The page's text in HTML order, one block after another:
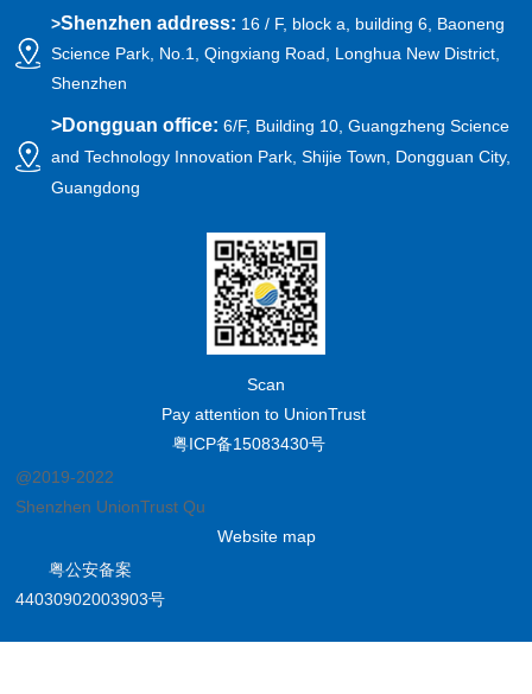
>Shenzhen address: 16 / F, block a, building 6, Baoneng
Science Park, No.1, Qingxiang Road, Longhua New District,
Shenzhen
>Dongguan office:6/F, Building 10, Guangzheng Science
and Technology Innovation Park, Shijie Town, Dongguan City,
Guangdong
Scan
Pay attention to UnionTrust
粤ICP备15083430号
@2019-2022
Shenzhen UnionTrust Quality and Technology Co., Ltd.
Website map
粤公安备案
44030902003903号